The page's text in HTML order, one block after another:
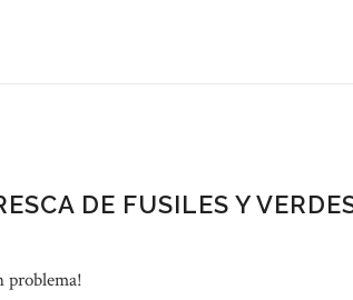
DE FUSILES Y
problema!